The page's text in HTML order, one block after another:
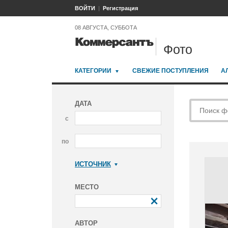
ВОЙТИ Регистрация
08 АВГУСТА, СУББОТА
Фото
КАТЕГОРИИ СВЕЖИЕ ПОСТУПЛЕНИЯ
ДАТА
с
по
ИСТОЧНИК
МЕСТО
АВТОР